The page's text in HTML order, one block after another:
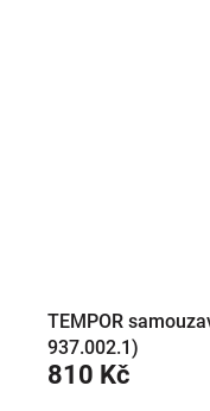
TEMPOR
937.002.1)
810 Kč